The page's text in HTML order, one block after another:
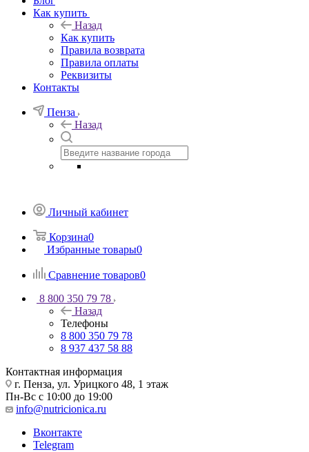
Как купить
Назад
Как купить
Правила возврата
Правила оплаты
Реквизиты
Контакты
Пенза
Назад
Личный кабинет
Корзина0
Избранные товары0
Сравнение товаров0
8 800 350 79 78
Назад
Телефоны
8 800 350 79 78
8 937 437 58 88
Контактная информация
г. Пенза, ул. Урицкого 48, 1 этаж
Пн-Вс с 10:00 до 19:00
info@nutricionica.ru
Вконтакте
Telegram